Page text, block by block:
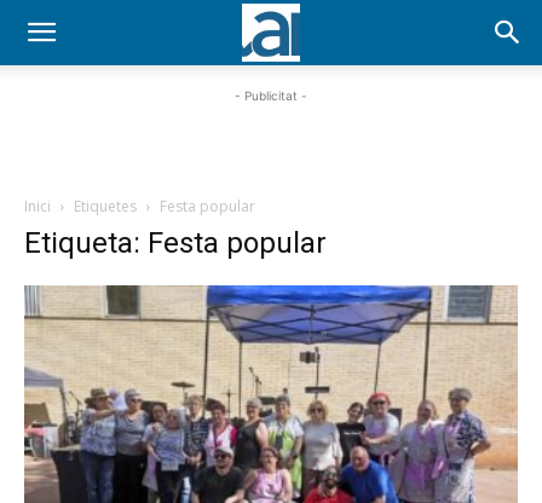
- Publicitat -
Inici Etiquetes Festa popular
Etiqueta: Festa popular